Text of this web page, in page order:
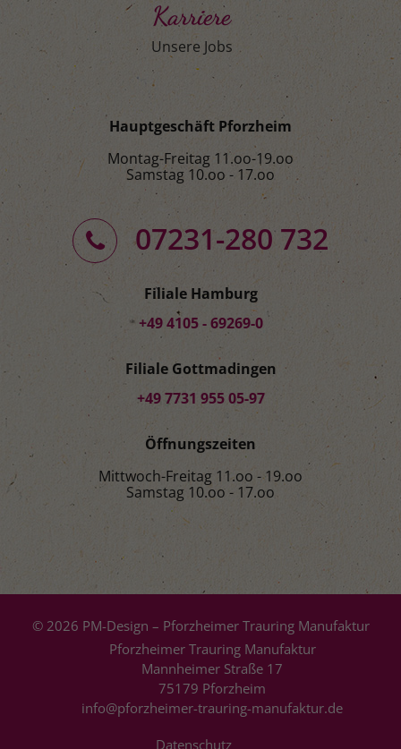
Karriere
Unsere Jobs
Hauptgeschäft Pforzheim
Montag-Freitag 11.oo-19.oo
Samstag 10.oo - 17.oo
07231-280 732
Filiale Hamburg
+49 4105 - 69269-0
Filiale Gottmadingen
+49 7731 955 05-97
Öffnungszeiten
Mittwoch-Freitag 11.oo - 19.oo
Samstag 10.oo - 17.oo
© 2026 PM-Design – Pforzheimer Trauring Manufaktur
Pforzheimer Trauring Manufaktur
Mannheimer Straße 17
75179 Pforzheim
info@pforzheimer-trauring-manufaktur.de
Datenschutz